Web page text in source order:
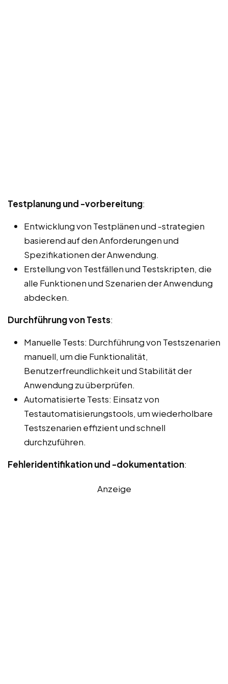
Testplanung und -vorbereitung:
Entwicklung von Testplänen und -strategien
basierend auf den Anforderungen und
Spezifikationen der Anwendung.
Erstellung von Testfällen und Testskripten, die
alle Funktionen und Szenarien der Anwendung
abdecken.
Durchführung von Tests:
Manuelle Tests: Durchführung von Testszenarien
manuell, um die Funktionalität,
Benutzerfreundlichkeit und Stabilität der
Anwendung zu überprüfen.
Automatisierte Tests: Einsatz von
Testautomatisierungstools, um wiederholbare
Testszenarien effizient und schnell
durchzuführen.
Fehleridentifikation und -dokumentation:
Anzeige